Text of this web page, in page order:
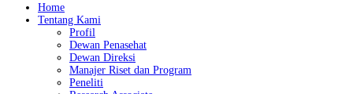
Home
Tentang Kami
Profil
Dewan Penasehat
Dewan Direksi
Manajer Riset dan Program
Peneliti